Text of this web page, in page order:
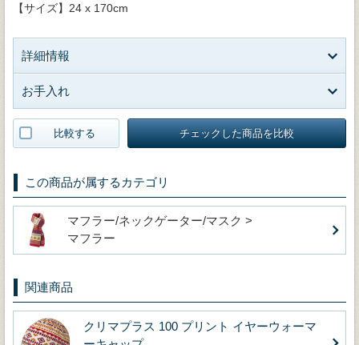
【サイズ】24 x 170cm
詳細情報
お手入れ
比較する チェックした商品を比較
この商品が属するカテゴリ
マフラー/ネックゲーター/マスク >
マフラー
関連商品
クリマプラス 100 プリント イヤーウォーマ